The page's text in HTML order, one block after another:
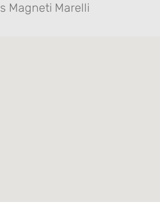
Magneti Marelli